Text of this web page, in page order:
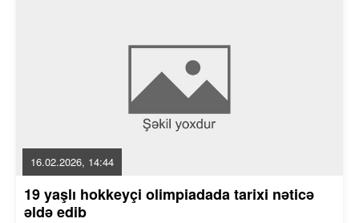
16.02.2026, 14:44
19 yaşlı hokkeyçi olimpiadada tarixi nəticə
əldə edib